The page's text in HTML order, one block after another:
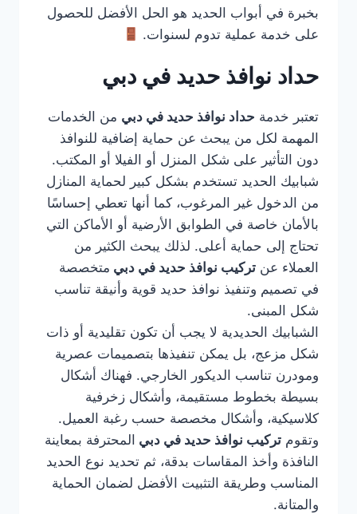
بخبرة في أبواب الحديد هو الحل الأفضل للحصول
على خدمة عملية تدوم لسنوات.
حداد نوافذ حديد في دبي
تعتبر خدمة حداد نوافذ حديد في دبي من الخدمات
المهمة لكل من يبحث عن حماية إضافية للنوافذ
دون التأثير على شكل المنزل أو الفيلا أو المكتب.
شبابيك الحديد تستخدم بشكل كبير لحماية المنازل
من الدخول غير المرغوب، كما أنها تعطي إحساسًا
بالأمان خاصة في الطوابق الأرضية أو الأماكن التي
تحتاج إلى حماية أعلى. لذلك يبحث الكثير من
العملاء عن تركيب نوافذ حديد في دبي متخصصة
في تصميم وتنفيذ نوافذ حديد قوية وأنيقة تناسب
شكل المبنى.
الشبابيك الحديدية لا يجب أن تكون تقليدية أو ذات
شكل مزعج، بل يمكن تنفيذها بتصميمات عصرية
ومودرن تناسب الديكور الخارجي. فهناك أشكال
بسيطة بخطوط مستقيمة، وأشكال زخرفية
كلاسيكية، وأشكال مخصصة حسب رغبة العميل.
وتقوم تركيب نوافذ حديد في دبي المحترفة بمعاينة
النافذة وأخذ المقاسات بدقة، ثم تحديد نوع الحديد
المناسب وطريقة التثبيت الأفضل لضمان الحماية
والمتانة.